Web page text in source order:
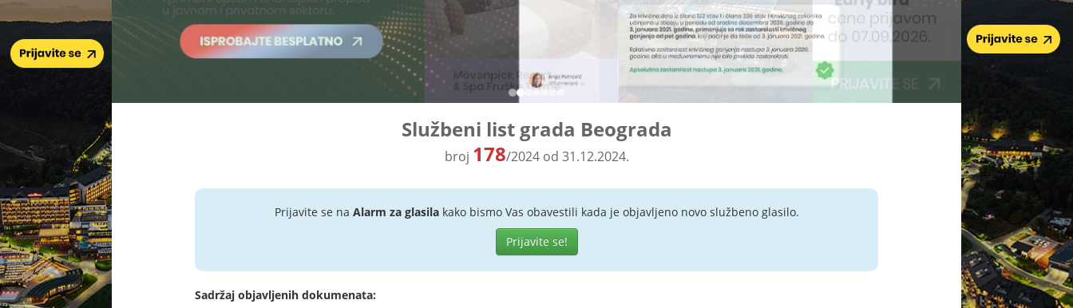
Službeni list grada Beograda
broj 178/2024 od 31.12.2024.
Prijavite se na Alarm za glasilakako bismo Vas obavestili kada je objavljeno novo službeno glasilo.
Prijavite se!
Sadržaj objavljenih dokumenata: